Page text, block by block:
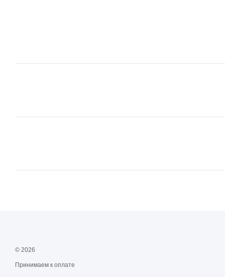
© 2026
Принимаем к оплате